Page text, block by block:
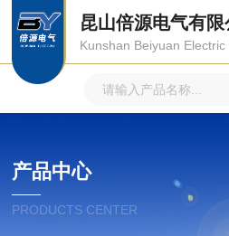
昆山倍源电气有限
Kunshan Beiyuan Electric
产品中心
PRODUCTS CENTER